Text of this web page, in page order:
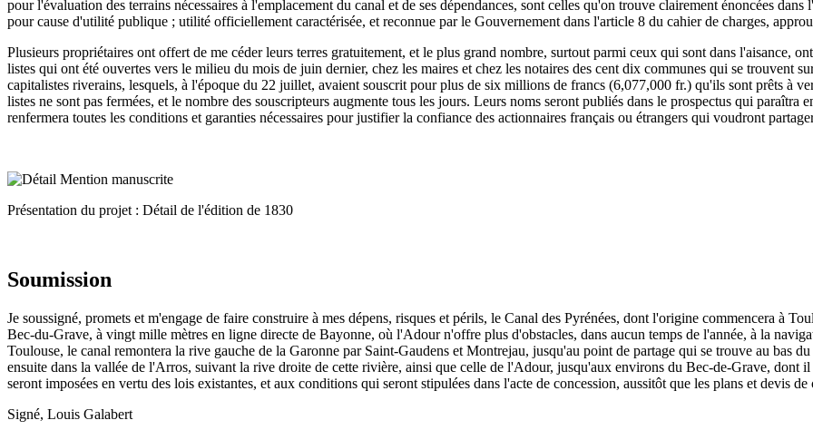
pour l'évaluation des terrains nécessaires à l'emplacement du canal et de ses dépendances, sont celles qu'on trouve clairement énoncées
pour cause d'utilité publique ; utilité officiellement caractérisée, et reconnue par le Gouvernement dans l'article 8 du cahier de charges,
Plusieurs propriétaires ont offert de me céder leurs terres gratuitement, et le plus grand nombre, surtout parmi ceux qui sont dans l'aisance,
listes qui ont été ouvertes vers le milieu du mois de juin dernier, chez les maires et chez les notaires des cent dix communes qui se trouvent
capitalistes riverains, lesquels, à l'époque du 22 juillet, avaient souscrit pour plus de six millions de francs (6,077,000 fr.) qu'ils sont prêts à
listes ne sont pas fermées, et le nombre des souscripteurs augmente tous les jours. Leurs noms seront publiés dans le prospectus qui
renfermera toutes les conditions et garanties nécessaires pour justifier la confiance des actionnaires français ou étrangers qui voudront
Présentation du projet : Détail de l'édition de 1830
Soumission
Je soussigné, promets et m'engage de faire construire à mes dépens, risques et périls, le Canal des Pyrénées, dont l'origine commencera à
Bec-du-Grave, à vingt mille mètres en ligne directe de Bayonne, où l'Adour n'offre plus d'obstacles, dans aucun temps de l'année, à la
Toulouse, le canal remontera la rive gauche de la Garonne par Saint-Gaudens et Montrejau, jusqu'au point de partage qui se trouve au bas
ensuite dans la vallée de l'Arros, suivant la rive droite de cette rivière, ainsi que celle de l'Adour, jusqu'aux environs du Bec-de-Grave, dont
seront imposées en vertu des lois existantes, et aux conditions qui seront stipulées dans l'acte de concession, aussitôt que les plans et devis
Signé, Louis Galabert